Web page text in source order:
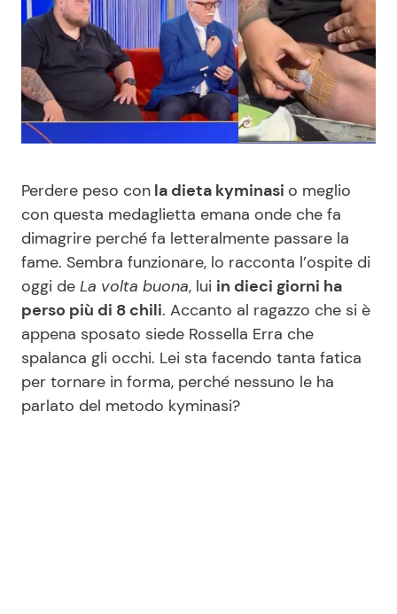
News Spettacolo
Benessere
Casa
Mondo Mamma
News benessere
Salute
Viaggi e Turismo
Cucina e Ricette
Consigli di Cucina
Le Ricette in TV
Primi Piatti
Ricette Facili e Veloci
Ricette Feste
Perdere peso con la dieta kyminasi o meglio
con questa medaglietta emana onde che fa
dimagrire perché fa letteralmente passare la
fame. Sembra funzionare, lo racconta l’ospite di
oggi de La volta buona, lui in dieci giorni ha
perso più di 8 chili. Accanto al ragazzo che si è
appena sposato siede Rossella Erra che
spalanca gli occhi. Lei sta facendo tanta fatica
per tornare in forma, perché nessuno le ha
parlato del metodo kyminasi?